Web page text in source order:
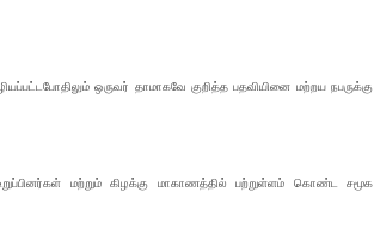
ஒருவர் தாமாகவே குறித்த பதவியினை மற்றய நபருக்கு
மற்றும் கிழக்கு மாகாணத்தில் பற்றுள்ளம் கொண்ட சமூக